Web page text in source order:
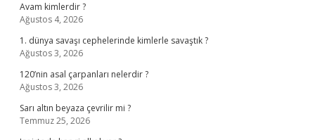
Avam kimlerdir ?
Ağustos 4, 2026
1. dünya savaşı cephelerinde kimlerle savaştık ?
Ağustos 3, 2026
120’nin asal çarpanları nelerdir ?
Ağustos 3, 2026
Sarı altın beyaza çevrilir mi ?
Temmuz 25, 2026